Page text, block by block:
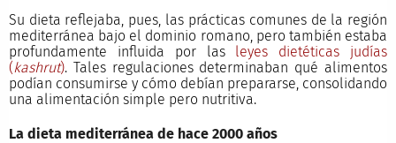
Su dieta reflejaba, pues, las prácticas comunes de la región
mediterránea bajo el dominio romano, pero también estaba
profundamente influida por las leyes dietéticas judías
(kashrut). Tales regulaciones determinaban qué alimentos
podían consumirse y cómo debían prepararse, consolidando
una alimentación simple pero nutritiva.
La dieta mediterránea de hace 2000 años